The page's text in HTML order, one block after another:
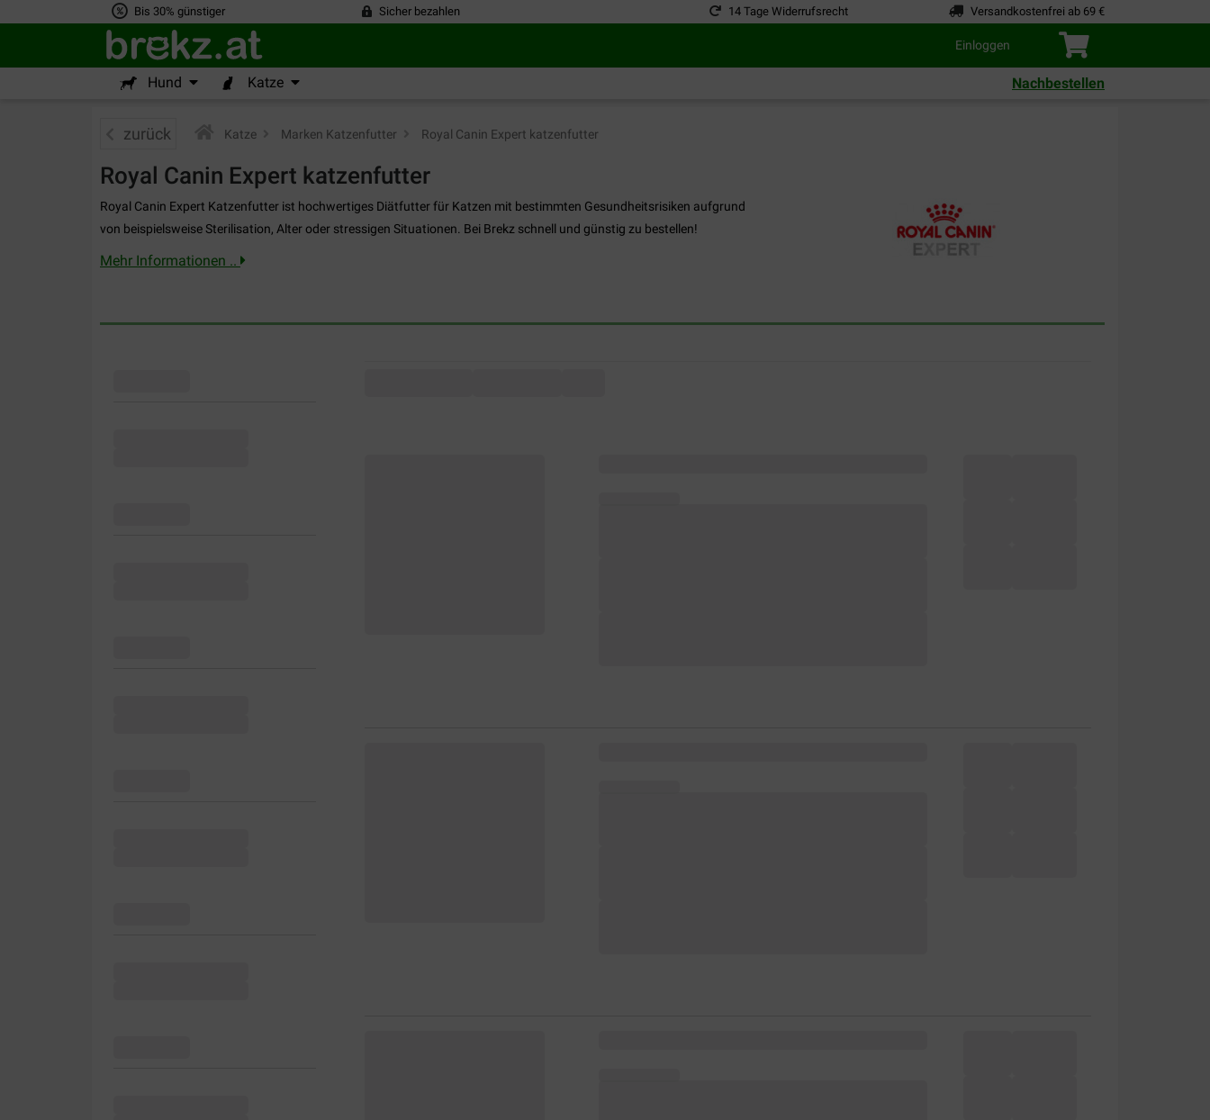
Bis 30% günstiger Sicher bezahlen 14 Tage Widerrufsrecht Versandkostenfrei ab 69 €
Einloggen
Hund Katze Nachbestellen
zurück Katze Marken Katzenfutter Royal Canin Expert katzenfutter
Royal Canin Expert katzenfutter
Royal Canin Expert Katzenfutter ist hochwertiges Diätfutter für Katzen mit bestimmten Gesundheitsrisiken aufgrund
von beispielsweise Sterilisation, Alter oder stressigen Situationen. Bei Brekz schnell und günstig zu bestellen!
Mehr Informationen ..